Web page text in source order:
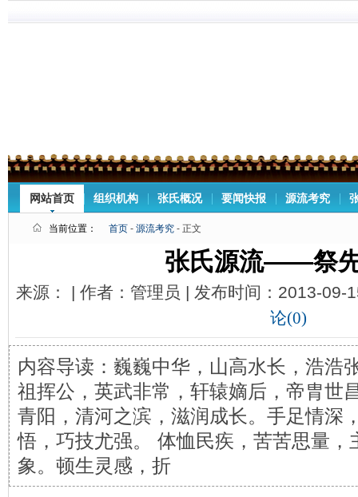
网站首页 组织机构 张氏概况 要闻快报 源流考究
当前位置： 首页 - 源流考究 - 正文
张氏源流——祭
来源： | 作者：管理员 | 发布时间：2013-09-
论(0)
内容导读：巍巍中华，山高水长，浩浩
祖挥公，英武非常，轩辕嫡后，帝胄世
青阳，清河之滨，滋润成长。手足情深
悟，巧技尤强。 体恤民疾，苦苦思量，
象。顿生灵感，折